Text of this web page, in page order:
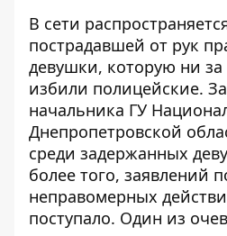
В сети
пострадавшей от рук
девушки, которую ни
избили полицейские.
начальника ГУ
Днепропетровской
среди задержанных
более того, заявлений
неправомерных
поступало. Один из